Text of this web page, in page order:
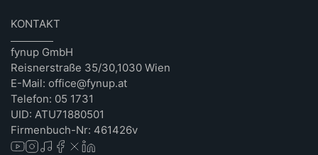
KONTAKT
fynup GmbH
Reisnerstraße 35/30,1030 Wien
E-Mail: office@fynup.at
Telefon: 05 1731
UID: ATU71880501
Firmenbuch-Nr: 461426v